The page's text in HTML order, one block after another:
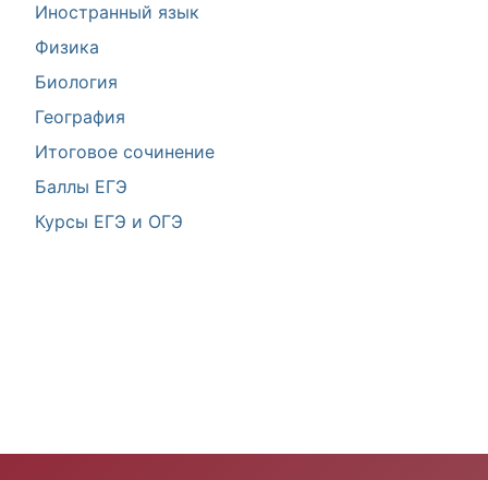
Иностранный язык
Физика
Биология
География
Итоговое сочинение
Баллы ЕГЭ
Курсы ЕГЭ и ОГЭ